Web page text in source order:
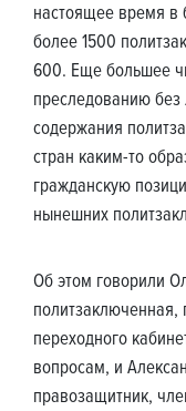
настоящее время в
более 1500
600. Еще большее
преследованию
содержания
стран каким-то
гражданскую
нынешних
Об этом говорили
политзаключенная,
переходного
вопросам, и
правозащитник,